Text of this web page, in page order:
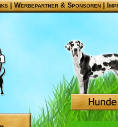
|Werbepartner & Sponsoren|